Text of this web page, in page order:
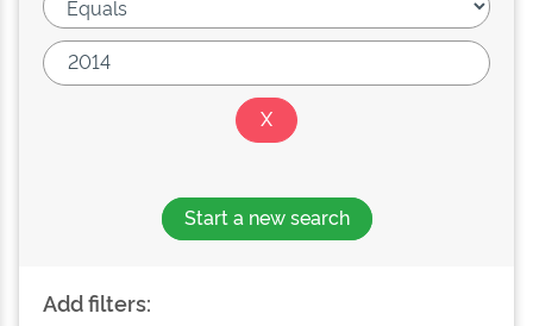
Start a new search
Add filters: